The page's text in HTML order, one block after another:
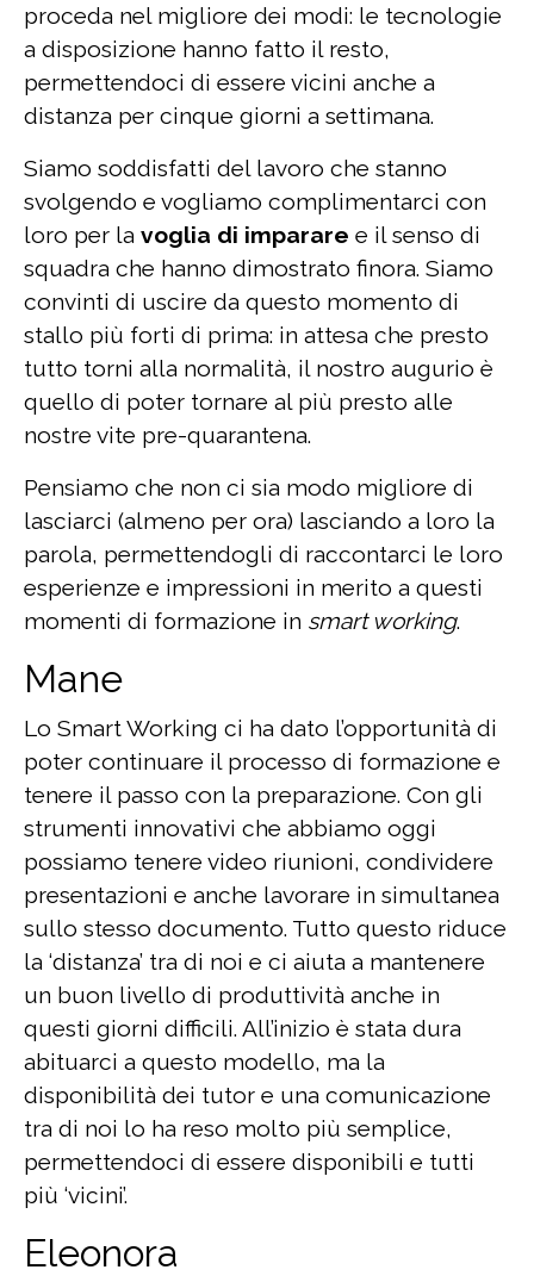
proceda nel migliore dei modi: le tecnologie
a disposizione hanno fatto il resto,
permettendoci di essere vicini anche a
distanza per cinque giorni a settimana.
Siamo soddisfatti del lavoro che stanno
svolgendo e vogliamo complimentarci con
loro per la voglia di imparare e il senso di
squadra che hanno dimostrato finora. Siamo
convinti di uscire da questo momento di
stallo più forti di prima: in attesa che presto
tutto torni alla normalità, il nostro augurio è
quello di poter tornare al più presto alle
nostre vite pre-quarantena.
Pensiamo che non ci sia modo migliore di
lasciarci (almeno per ora) lasciando a loro la
parola, permettendogli di raccontarci le loro
esperienze e impressioni in merito a questi
momenti di formazione in smart working.
Mane
Lo Smart Working ci ha dato l’opportunità di
poter continuare il processo di formazione e
tenere il passo con la preparazione. Con gli
strumenti innovativi che abbiamo oggi
possiamo tenere video riunioni, condividere
presentazioni e anche lavorare in simultanea
sullo stesso documento. Tutto questo riduce
la ‘distanza’ tra di noi e ci aiuta a mantenere
un buon livello di produttività anche in
questi giorni difficili. All’inizio è stata dura
abituarci a questo modello, ma la
disponibilità dei tutor e una comunicazione
tra di noi lo ha reso molto più semplice,
permettendoci di essere disponibili e tutti
più ‘vicini’.
Eleonora